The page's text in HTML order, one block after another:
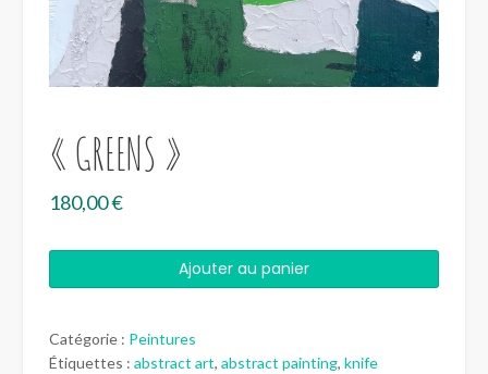
« GREENS »
180,00€
de
Ajouter au panier
Catégorie : Peintures
Étiquettes : abstract art, abstract painting, knife